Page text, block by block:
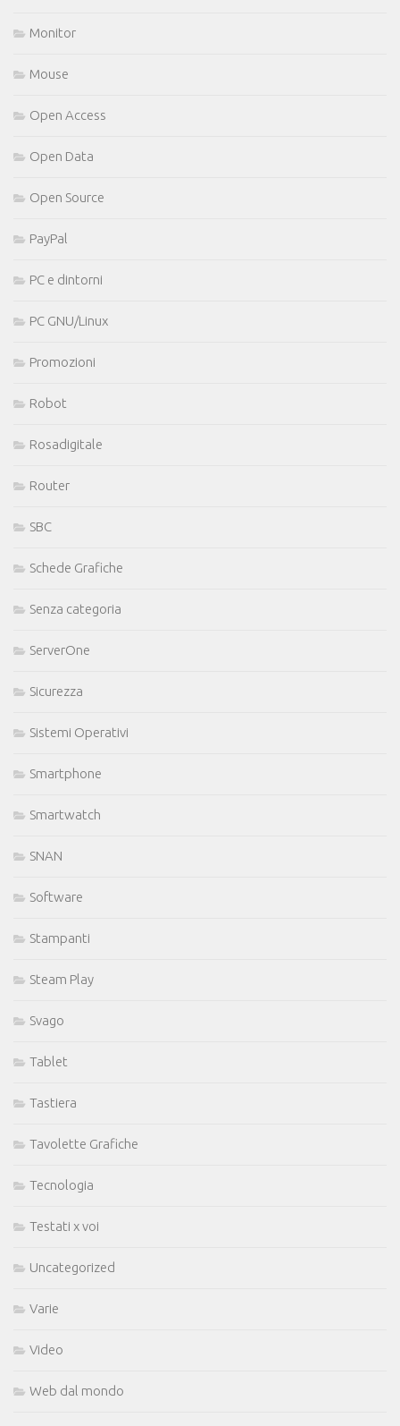
Monitor
Mouse
Open Access
Open Data
Open Source
PayPal
PC e dintorni
PC GNU/Linux
Promozioni
Robot
Rosadigitale
Router
SBC
Schede Grafiche
Senza categoria
ServerOne
Sicurezza
Sistemi Operativi
Smartphone
Smartwatch
SNAN
Software
Stampanti
Steam Play
Svago
Tablet
Tastiera
Tavolette Grafiche
Tecnologia
Testati x voi
Uncategorized
Varie
Video
Web dal mondo